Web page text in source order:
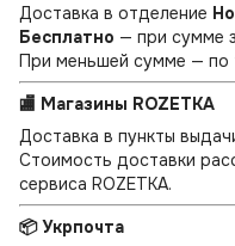
Доставка в отделение
Бесплатно — при сумме
При меньшей сумме — по
🏬 Магазины ROZETKA
Доставка в пункты
Стоимость доставки
сервиса ROZETKA.
📦 Укрпочта